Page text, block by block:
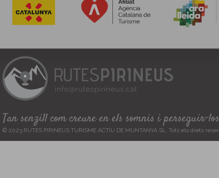
Tan senzill com creure en els somnis i perseguir-los
© 2023 RUTES PIRINEUS TURISME ACTIU DE MUNTANYA SL. Tots els drets